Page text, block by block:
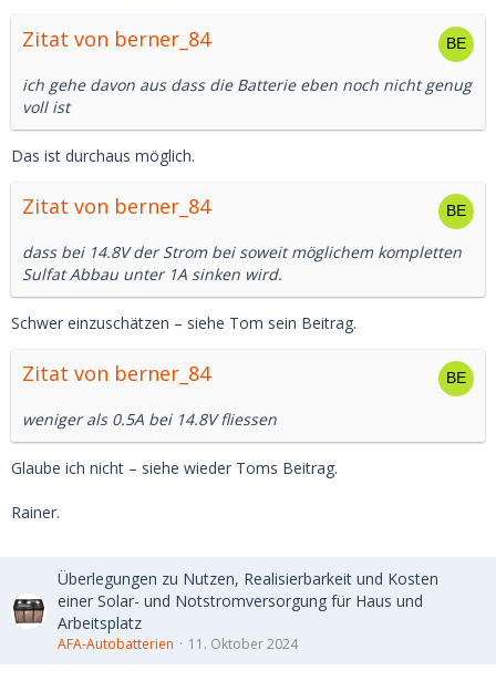
Zitat von berner_84
ich gehe davon aus dass die Batterie eben noch nicht genug
voll ist
Das ist durchaus möglich.
Zitat von berner_84
dass bei 14.8V der Strom bei soweit möglichem kompletten
Sulfat Abbau unter 1A sinken wird.
Schwer einzuschätzen – siehe Tom sein Beitrag.
Zitat von berner_84
weniger als 0.5A bei 14.8V fliessen
Glaube ich nicht – siehe wieder Toms Beitrag.
Rainer.
Überlegungen zu Nutzen, Realisierbarkeit und Kosten
einer Solar- und Notstromversorgung für Haus und
Arbeitsplatz
AFA-Autobatterien 11. Oktober 2024